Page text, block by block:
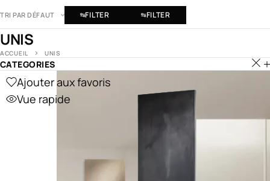
TRI PAR DÉFAUT FILTER FILTER
UNIS
ACCUEIL UNIS
CATEGORIES
Ajouter aux favoris
Vue rapide